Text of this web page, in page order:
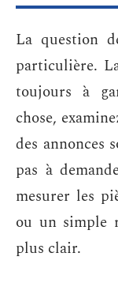
La question
particulière.
toujours à
chose,
des annonces
pas à
mesurer les
ou un simple
plus clair.